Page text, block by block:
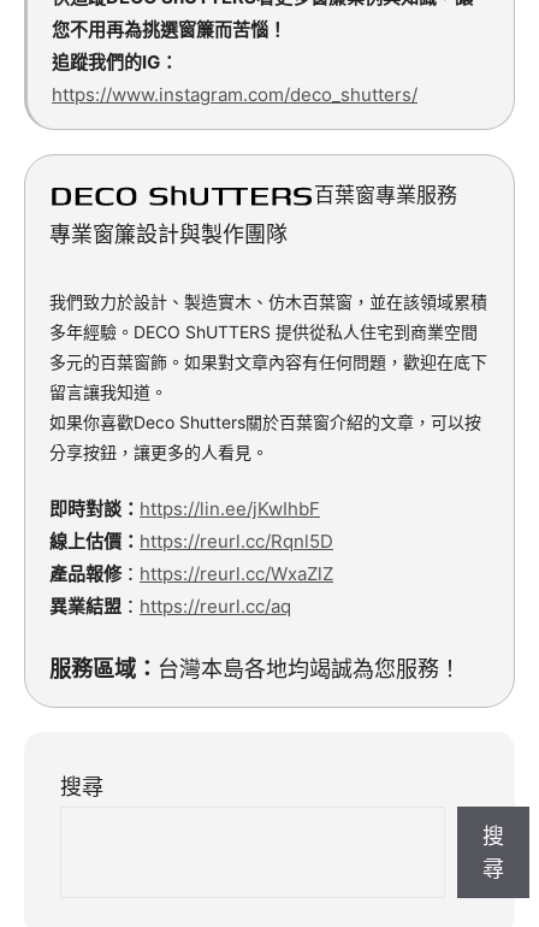
您不用再為挑選窗簾而苦惱！
追蹤我們的IG：
https://www.instagram.com/deco_shutters/
百葉窗專業服務
專業窗簾設計與製作團隊
我們致力於設計、製造實木、仿木百葉窗，並在該領域累積
多年經驗。DECO ShUTTERS 提供從私人住宅到商業空間
多元的百葉窗飾。如果對文章內容有任何問題，歡迎在底下
留言讓我知道。
如果你喜歡Deco Shutters關於百葉窗介紹的文章，可以按
分享按鈕，讓更多的人看見。
即時對談： https://lin.ee/jKwIhbF
線上估價： https://reurl.cc/Rqnl5D
產品報修： https://reurl.cc/WxaZlZ
異業結盟 ： https://reurl.cc/aq
服務區域： 台灣本島各地均竭誠為您服務！
搜尋
搜
尋